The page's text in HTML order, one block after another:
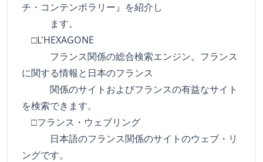
チ・コンテンポラリー』を紹介し
ます。
□L'HEXAGONE
フランス関係の総合検索エンジン。フランス
に関する情報と日本のフランス
関係のサイトおよびフランスの有益なサイト
を検索できます。
□フランス・ウェブリング
日本語のフランス関係のサイトのウェブ・リ
ングです。